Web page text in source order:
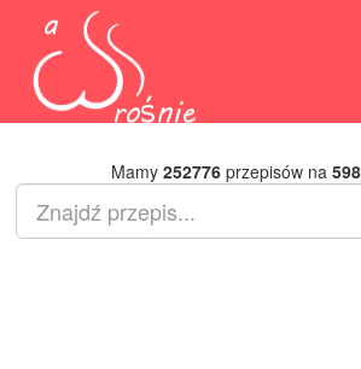
Mamy 252776przepisów na 598